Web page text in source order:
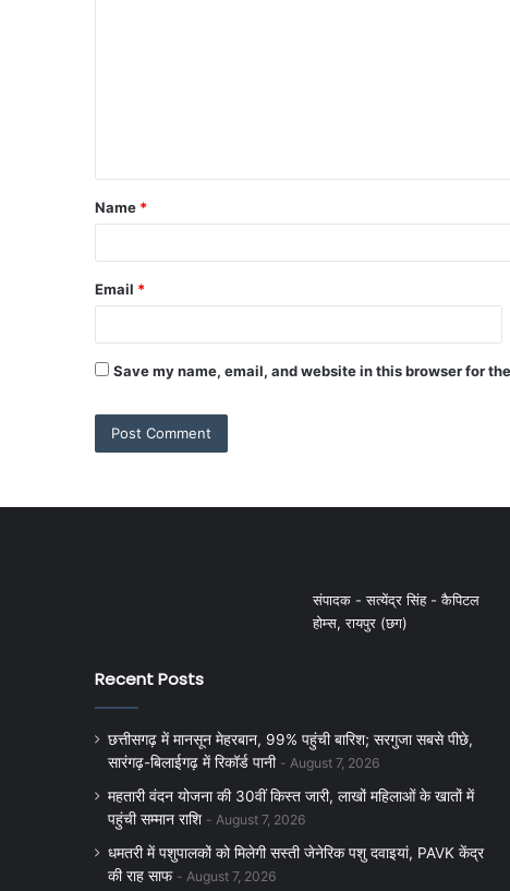
Name *
Email *
Save my name, email, and website in this browser for
संपादक - सत्येंद्र सिंह - कैपिटल
होम्स, रायपुर (छग)
Recent Posts
छत्तीसगढ़ में मानसून मेहरबान, 99% पहुंची बारिश; सरगुजा सबसे पीछे,
सारंगढ़-बिलाईगढ़ में रिकॉर्ड पानी
August 7, 2026
महतारी वंदन योजना की 30वीं किस्त जारी, लाखों महिलाओं के खातों में
पहुंची सम्मान राशि
August 7, 2026
धमतरी में पशुपालकों को मिलेगी सस्ती जेनेरिक पशु दवाइयां, PAVK केंद्र
की राह साफ
August 7, 2026